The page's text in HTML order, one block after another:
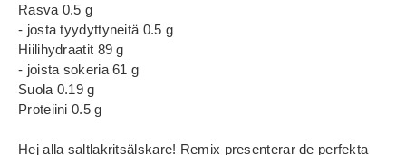
Rasva 0.5 g
- josta tyydyttyneitä 0.5 g
Hiilihydraatit 89 g
- joista sokeria 61 g
Suola 0.19 g
Proteiini 0.5 g
Hej alla saltlakritsälskare! Remix presenterar de perfekta